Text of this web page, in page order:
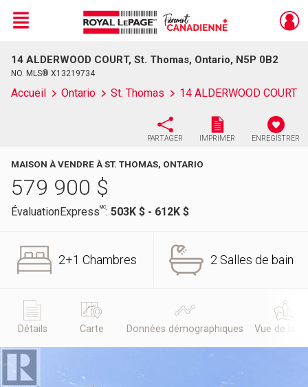
Live
En Direct
Menu
14 ALDERWOOD COURT, St. Thomas, Ontario, N5P 0B2
NO. MLS® X13219734
Accueil Ontario St. Thomas 14 ALDERWOOD COURT
PARTAGER IMPRIMER ENREGISTRER
MAISON À VENDRE À ST. THOMAS, ONTARIO
579 900 $
ÉvaluationExpressMC: 503K $ - 612K $
2+1 Chambres 2 Salles de bain
Détails Carte Données démographiques Vue de la